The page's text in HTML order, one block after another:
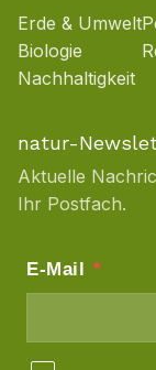
Erde & Umwelt
Biologie
Nachhaltigkeit
natur-
Aktuelle
Ihr Postfach.